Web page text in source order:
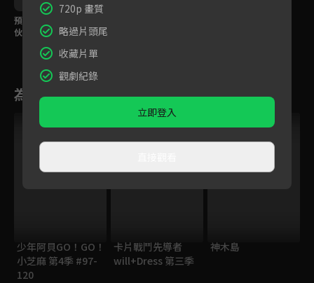
預告｜又小又可愛的傢
伙「吉伊卡哇」！有朋
為您推薦
少年阿貝GO！GO！
小芝麻 第4季 #97-
120
卡片戰鬥先導者
will+Dress 第三季
神木島
720p 畫質
略過片頭尾
收藏片單
觀劇紀錄
立即登入